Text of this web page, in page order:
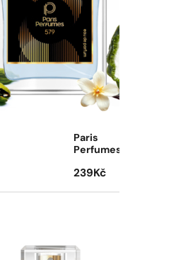
Paris
Perfumes
239 Kč